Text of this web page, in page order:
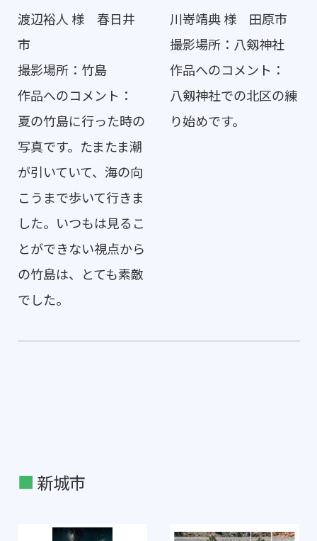
渡辺裕人 様 春日井
市
撮影場所：竹島
作品へのコメント：
夏の竹島に行った時の
写真です。たまたま潮
が引いていて、海の向
こうまで歩いて行きま
した。いつもは見るこ
とができない視点から
の竹島は、とても素敵
でした。
川嵜靖典 様 田原市
撮影場所：八剱神社
作品へのコメント：
八剱神社での北区の練
り始めです。
新城市